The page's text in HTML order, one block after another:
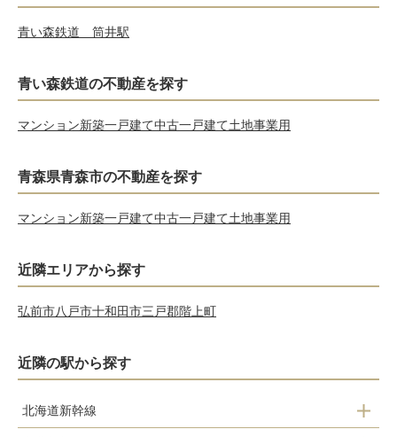
青い森鉄道 筒井駅
青い森鉄道の不動産を探す
マンション新築一戸建て中古一戸建て土地事業用
青森県青森市の不動産を探す
マンション新築一戸建て中古一戸建て土地事業用
近隣エリアから探す
弘前市八戸市十和田市三戸郡階上町
近隣の駅から探す
北海道新幹線